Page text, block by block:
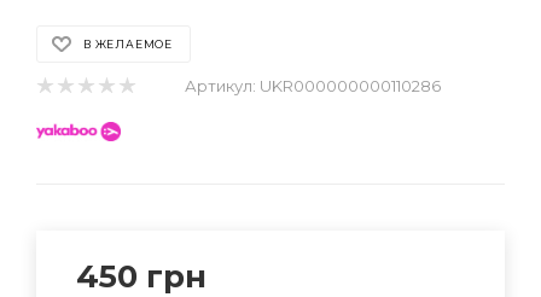
В ЖЕЛАЕМОЕ
Артикул: UKR000000000110286
450 грн